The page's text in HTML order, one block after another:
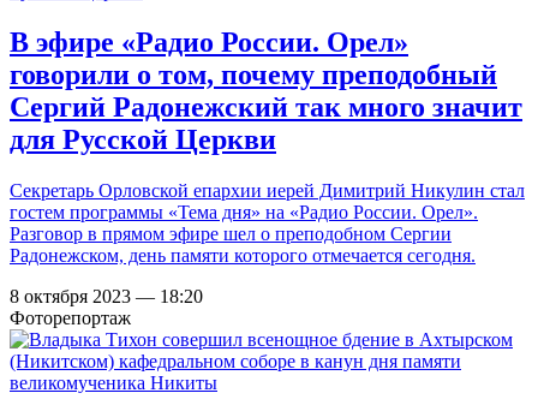
В эфире «Радио России. Орел»
говорили о том, почему преподобный
Сергий Радонежский так много значит
для Русской Церкви
Секретарь Орловской епархии иерей Димитрий Никулин стал
гостем программы «Тема дня» на «Радио России. Орел».
Разговор в прямом эфире шел о преподобном Сергии
Радонежском, день памяти которого отмечается сегодня.
8 октября 2023 — 18:20
Фоторепортаж